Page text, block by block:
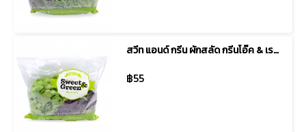
สวีท แอนด์ กรีน ผักสลัด กรีนโอ๊ค & เรดโอ๊ค
฿55